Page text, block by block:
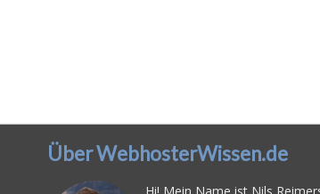
Über WebhosterWissen.de